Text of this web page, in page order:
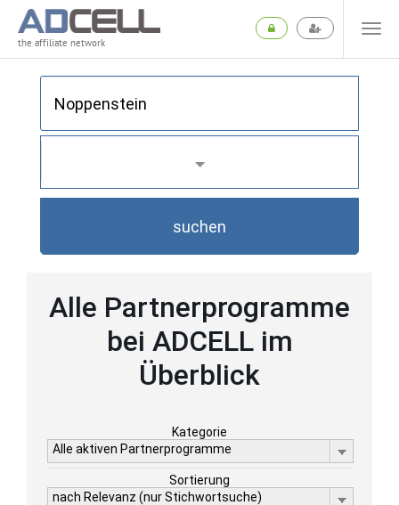
the affiliate network
suchen
Alle Partnerprogramme
bei ADCELL im
Überblick
Kategorie
Alle aktiven Partnerprogramme
Sortierung
nach Relevanz (nur Stichwortsuche)